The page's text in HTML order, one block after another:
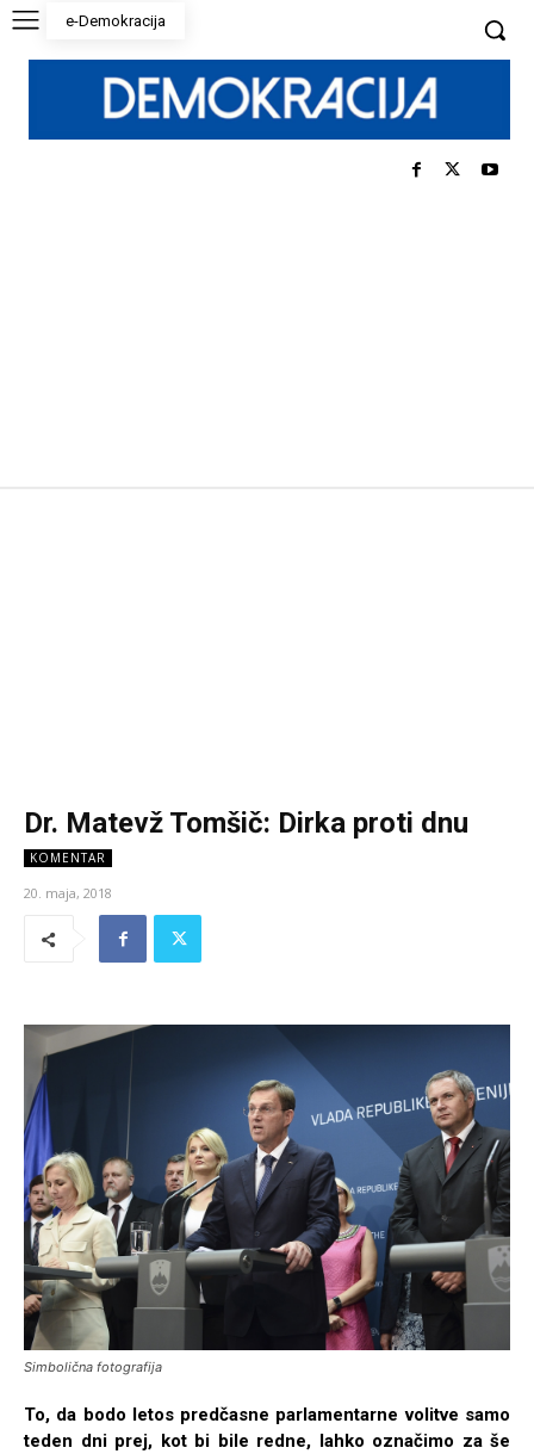
e-Demokracija
Dr. Matevž Tomšič: Dirka proti dnu
KOMENTAR
20. maja, 2018
Simbolična fotografija
To, da bodo letos predčasne parlamentarne volitve samo
teden dni prej, kot bi bile redne, lahko označimo za še